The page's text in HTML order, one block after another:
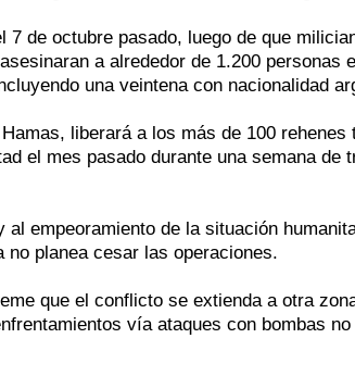
de octubre pasado, luego de que
a alrededor de 1.200 personas
una veintena con nacionalidad
liberará a los más de 100
el mes pasado durante una semana de
empeoramiento de la situación
no planea cesar las operaciones.
que el conflicto se extienda a otra
vía ataques con bombas